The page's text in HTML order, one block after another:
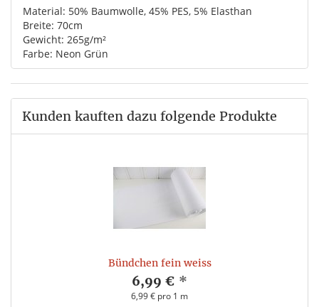
Material: 50% Baumwolle, 45% PES, 5% Elasthan
Breite: 70cm
Gewicht: 265g/m²
Farbe: Neon Grün
Kunden kauften dazu folgende Produkte
Bündchen fein weiss
6,99 € *
6,99 € pro 1 m